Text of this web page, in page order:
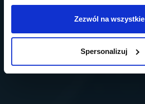
Zezwól na wszystkie
Spersonalizuj